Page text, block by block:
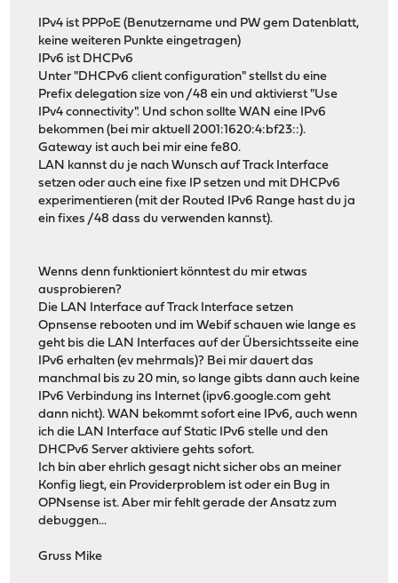
IPv4 ist PPPoE (Benutzername und PW gem Datenblatt,
keine weiteren Punkte eingetragen)
IPv6 ist DHCPv6
Unter "DHCPv6 client configuration" stellst du eine
Prefix delegation size von /48 ein und aktivierst "Use
IPv4 connectivity". Und schon sollte WAN eine IPv6
bekommen (bei mir aktuell 2001:1620:4:bf23::).
Gateway ist auch bei mir eine fe80.
LAN kannst du je nach Wunsch auf Track Interface
setzen oder auch eine fixe IP setzen und mit DHCPv6
experimentieren (mit der Routed IPv6 Range hast du ja
ein fixes /48 dass du verwenden kannst).
Wenns denn funktioniert könntest du mir etwas
ausprobieren?
Die LAN Interface auf Track Interface setzen
Opnsense rebooten und im Webif schauen wie lange es
geht bis die LAN Interfaces auf der Übersichtsseite eine
IPv6 erhalten (ev mehrmals)? Bei mir dauert das
manchmal bis zu 20 min, so lange gibts dann auch keine
IPv6 Verbindung ins Internet (ipv6.google.com geht
dann nicht). WAN bekommt sofort eine IPv6, auch wenn
ich die LAN Interface auf Static IPv6 stelle und den
DHCPv6 Server aktiviere gehts sofort.
Ich bin aber ehrlich gesagt nicht sicher obs an meiner
Konfig liegt, ein Providerproblem ist oder ein Bug in
OPNsense ist. Aber mir fehlt gerade der Ansatz zum
debuggen...
Gruss Mike